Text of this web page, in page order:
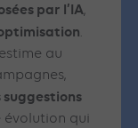
par l’IA,
.
au
évolution qui